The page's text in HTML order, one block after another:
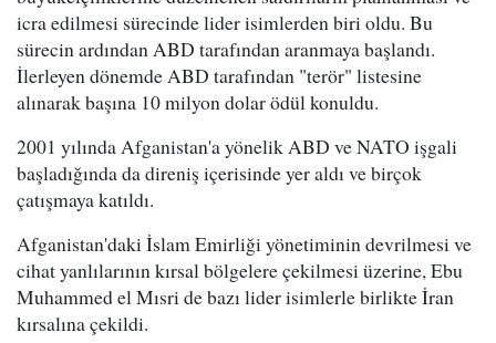
icra edilmesi sürecinde lider isimlerden biri oldu. Bu
sürecin ardından ABD tarafından aranmaya başlandı.
İlerleyen dönemde ABD tarafından "terör" listesine
alınarak başına 10 milyon dolar ödül konuldu.
2001 yılında Afganistan'a yönelik ABD ve NATO işgali
başladığında da direniş içerisinde yer aldı ve birçok
çatışmaya katıldı.
Afganistan'daki İslam Emirliği yönetiminin devrilmesi ve
cihat yanlılarının kırsal bölgelere çekilmesi üzerine, Ebu
Muhammed el Mısri de bazı lider isimlerle birlikte İran
kırsalına çekildi.